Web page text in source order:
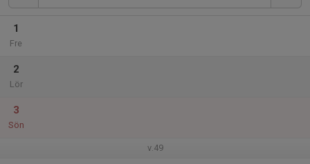
1
Fre
2
Lör
3
Sön
v.49